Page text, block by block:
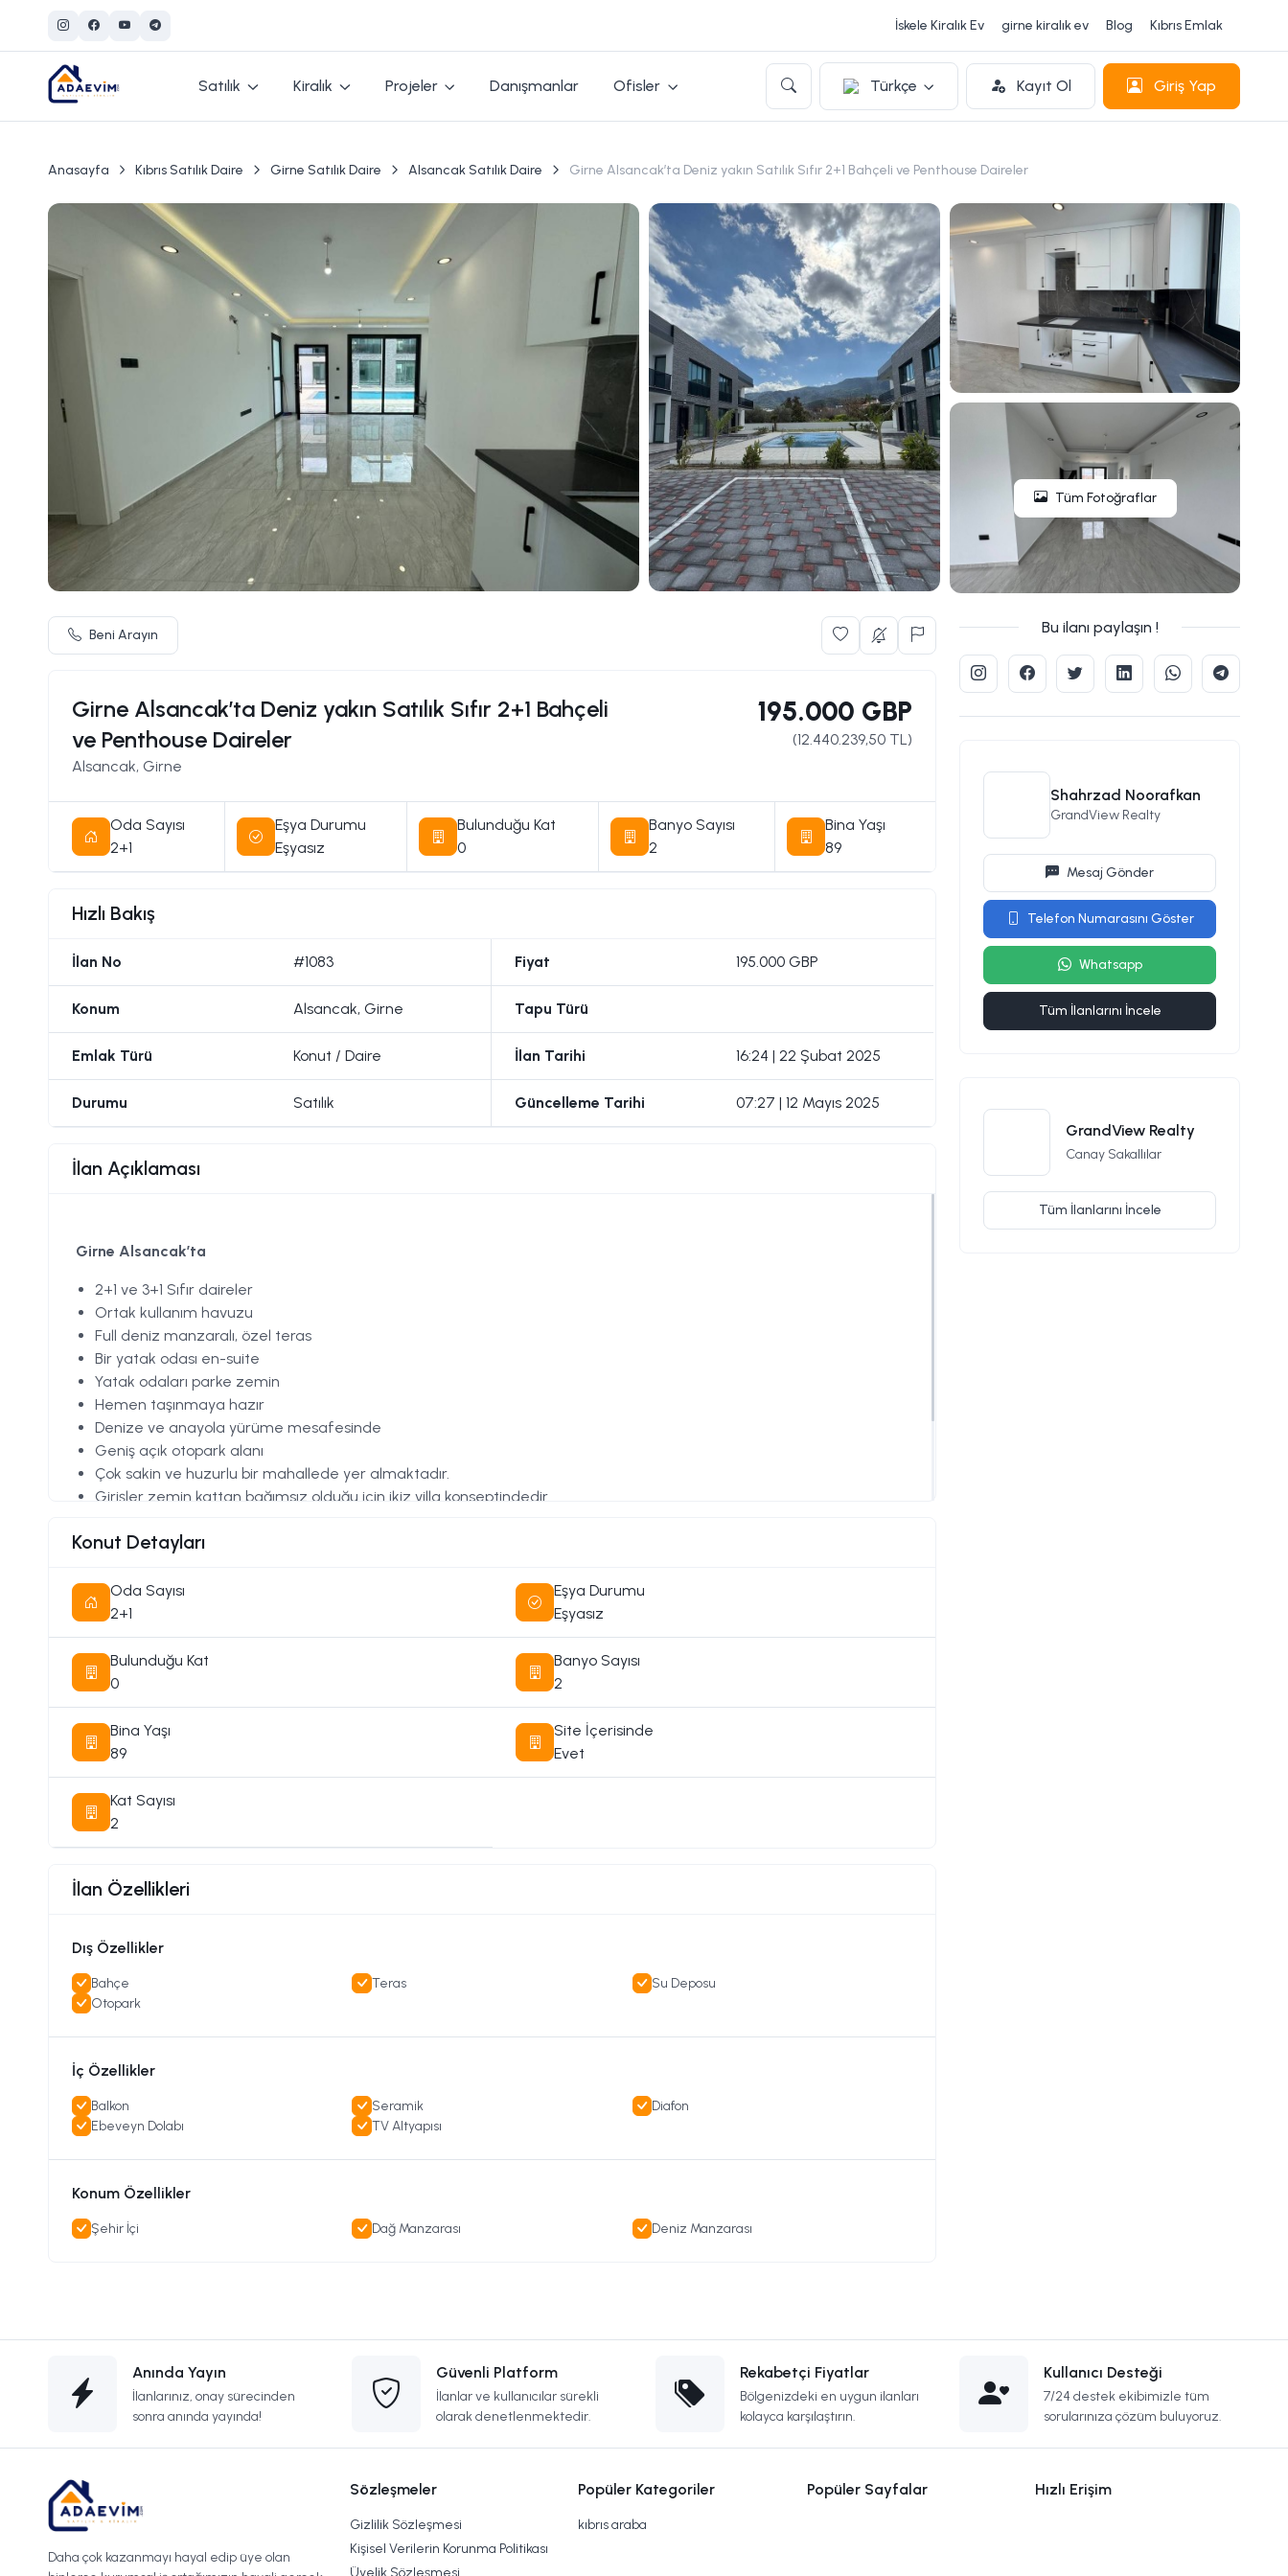
İskele Kiralık Ev girne kiralık ev Blog Kıbrıs Emlak
Satılık Kiralık Projeler Danışmanlar Ofisler Türkçe Kayıt Ol Giriş Yap
Anasayfa Kıbrıs Satılık Daire Girne Satılık Daire Alsancak Satılık Daire Girne Alsancak’ta Deniz yakın Satılık Sıfır 2+1 Bahçeli ve Penthouse Daireler
Tüm Fotoğraflar
Beni Arayın
Girne Alsancak’ta Deniz yakın Satılık Sıfır 2+1 Bahçeli
ve Penthouse Daireler
Alsancak, Girne
195.000 GBP
(12.440.239,50 TL)
Oda Sayısı
2+1
Eşya Durumu
Eşyasız
Bulunduğu Kat
0
Banyo Sayısı
2
Bina Yaşı
89
Hızlı Bakış
İlan No #1083
Konum Alsancak, Girne
Emlak Türü Konut / Daire
Durumu Satılık
Fiyat 195.000 GBP
Tapu Türü
İlan Tarihi 16:24 | 22 Şubat 2025
Güncelleme Tarihi 07:27 | 12 Mayıs 2025
İlan Açıklaması
Girne Alsancak’ta
2+1 ve 3+1 Sıfır daireler
Ortak kullanım havuzu
Full deniz manzaralı, özel teras
Bir yatak odası en-suite
Yatak odaları parke zemin
Hemen taşınmaya hazır
Denize ve anayola yürüme mesafesinde
Geniş açık otopark alanı
Çok sakin ve huzurlu bir mahallede yer almaktadır.
Girişler zemin kattan bağımsız olduğu için ikiz villa konseptindedir.
Konut Detayları
Oda Sayısı
2+1
Eşya Durumu
Eşyasız
Bulunduğu Kat
0
Banyo Sayısı
2
Bina Yaşı
89
Site İçerisinde
Evet
Kat Sayısı
2
İlan Özellikleri
Dış Özellikler
Bahçe Teras
Su Deposu
Otopark
İç Özellikler
Balkon Seramik
Diafon
Ebeveyn Dolabı
TV Altyapısı
Konum Özellikler
Şehir İçi Dağ Manzarası Deniz Manzarası
Bu ilanı paylaşın !
Shahrzad Noorafkan
GrandView Realty
Mesaj Gönder
Telefon Numarasını Göster
Whatsapp
Tüm İlanlarını İncele
GrandView Realty
Canay Sakallılar
Tüm İlanlarını İncele
Anında Yayın
İlanlarınız, onay sürecinden
sonra anında yayında!
Güvenli Platform
İlanlar ve kullanıcılar sürekli
olarak denetlenmektedir.
Rekabetçi Fiyatlar
Bölgenizdeki en uygun ilanları
kolayca karşılaştırın.
Kullanıcı Desteği
7/24 destek ekibimizle tüm
sorularınıza çözüm buluyoruz.
Daha çok kazanmayı hayal edip üye olan
Sözleşmeler
Gizlilik Sözleşmesi
Kişisel Verilerin Korunma Politikası
Üyelik Sözleşmesi
Popüler Kategoriler
kıbrıs araba
Popüler Sayfalar Hızlı Erişim